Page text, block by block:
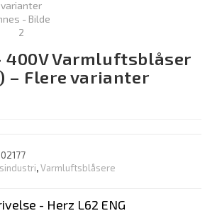
400V Varmluftsblåser
– Flere varianter
,Varmluftsblåsere
- Herz L62 ENG